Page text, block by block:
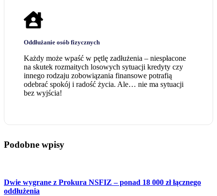
Oddłużanie osób fizycznych
Każdy może wpaść w pętlę zadłużenia – niespłacone
na skutek rozmaitych losowych sytuacji kredyty czy
innego rodzaju zobowiązania finansowe potrafią
odebrać spokój i radość życia. Ale… nie ma sytuacji
bez wyjścia!
Podobne wpisy
Dwie wygrane z Prokura NSFIZ – ponad 18 000 zł łącznego
oddłużenia